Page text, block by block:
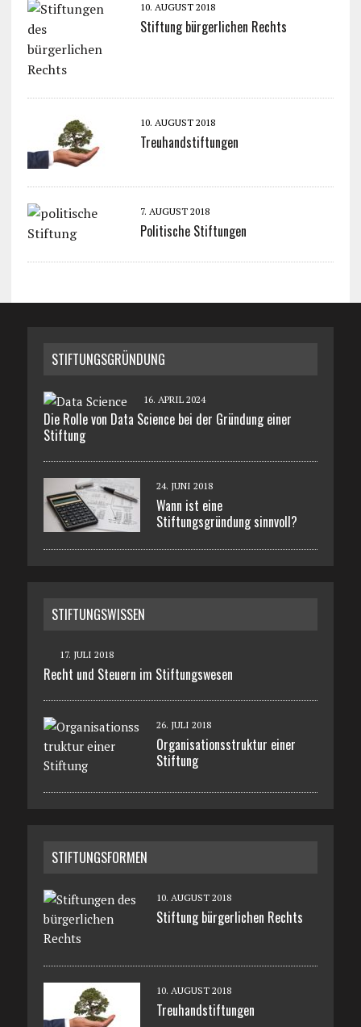
10. AUGUST 2018
Stiftung bürgerlichen Rechts
10. AUGUST 2018
Treuhandstiftungen
7. AUGUST 2018
Politische Stiftungen
STIFTUNGSGRÜNDUNG
16. APRIL 2024
Die Rolle von Data Science bei der Gründung einer
Stiftung
24. JUNI 2018
Wann ist eine
Stiftungsgründung sinnvoll?
STIFTUNGSWISSEN
17. JULI 2018
Recht und Steuern im Stiftungswesen
26. JULI 2018
Organisationsstruktur einer
Stiftung
STIFTUNGSFORMEN
10. AUGUST 2018
Stiftung bürgerlichen Rechts
10. AUGUST 2018
Treuhandstiftungen